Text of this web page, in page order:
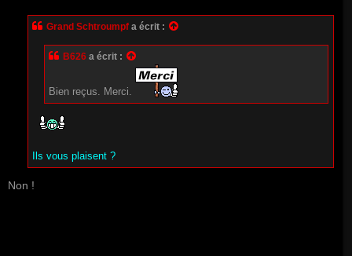
Grand Schtroumpf a écrit :
B626 a écrit :
Bien reçus. Merci.
Ils vous plaisent ?
Non !